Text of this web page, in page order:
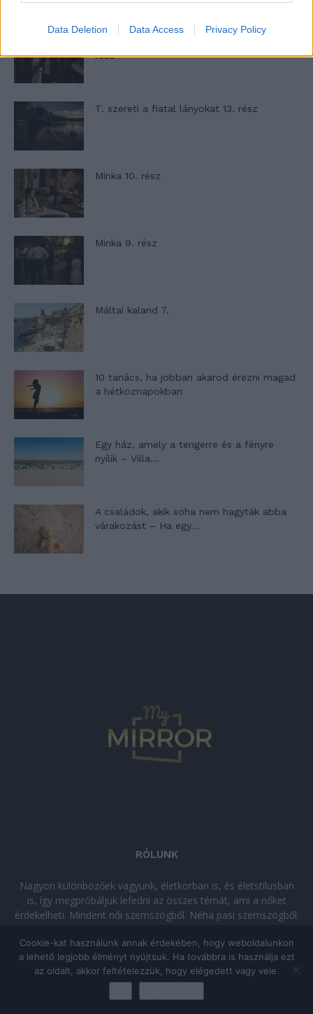
Data Deletion Data Access Privacy Policy
rész
T. szereti a fiatal lányokat 13. rész
Minka 10. rész
Minka 9. rész
Máltai kaland 7.
10 tanács, ha jobban akarod érezni magad
a hétköznapokban
Egy ház, amely a tengerre és a fényre
nyílik – Villa...
A családok, akik soha nem hagyták abba
várakozást – Ha egy...
RÓLUNK
Nagyon különbözőek vagyunk, életkorban is, és életstílusban
is, így megpróbáljuk lefedni az összes témát, ami a nőket
érdekelheti. Mindent női szemszögből. Néha pasi szemszögből.
kikapcsolódásra vágysz!
© Copyright 2026 - mymirror.huADATKEZELÉSI TÁJÉKOZTATÓ
Impresszum
Cookie-kat használunk annak érdekében, hogy weboldalunkon
a lehető legjobb élményt nyújtsuk. Ha továbbra is használja ezt
az oldalt, akkor feltételezzük, hogy elégedett vagy vele.